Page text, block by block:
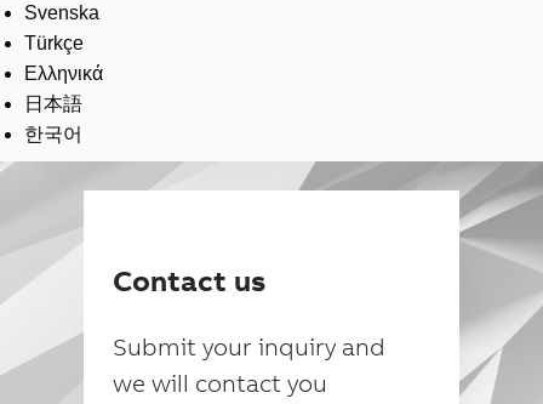
Svenska
Türkçe
Ελληνικά
日本語
한국어
Contact us
Submit your inquiry and
we will contact you